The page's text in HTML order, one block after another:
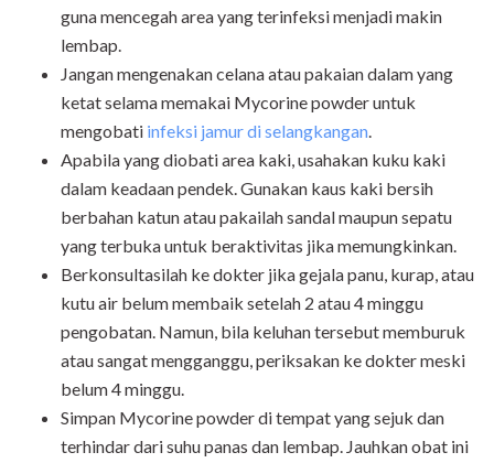
guna mencegah area yang terinfeksi menjadi makin
lembap.
Jangan mengenakan celana atau pakaian dalam yang
ketat selama memakai Mycorine powder untuk
mengobati infeksi jamur di selangkangan.
Apabila yang diobati area kaki, usahakan kuku kaki
dalam keadaan pendek. Gunakan kaus kaki bersih
berbahan katun atau pakailah sandal maupun sepatu
yang terbuka untuk beraktivitas jika memungkinkan.
Berkonsultasilah ke dokter jika gejala panu, kurap, atau
kutu air belum membaik setelah 2 atau 4 minggu
pengobatan. Namun, bila keluhan tersebut memburuk
atau sangat mengganggu, periksakan ke dokter meski
belum 4 minggu.
Simpan Mycorine powder di tempat yang sejuk dan
terhindar dari suhu panas dan lembap. Jauhkan obat ini